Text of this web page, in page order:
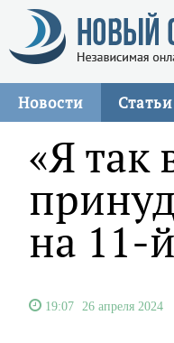
Новости Статьи
«Я так
на 11-
19:07 26 апреля 2024